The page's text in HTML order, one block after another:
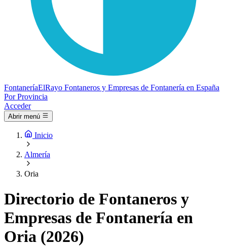
FontaneríaElRayo Fontaneros y Empresas de Fontanería en España
Por Provincia
Acceder
Abrir menú
Inicio
Almería
Oria
Directorio de Fontaneros y
Empresas de Fontanería en
Oria (2026)